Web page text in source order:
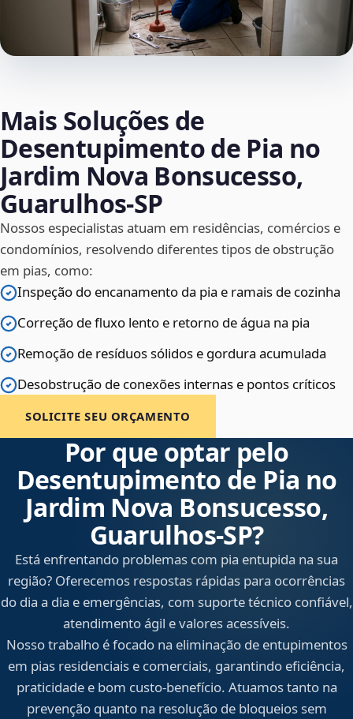
Mais Soluções de
Desentupimento de Pia no
Jardim Nova Bonsucesso,
Guarulhos‑SP
Nossos especialistas atuam em residências, comércios e
condomínios, resolvendo diferentes tipos de obstrução
em pias, como:
Inspeção do encanamento da pia e ramais de cozinha
Correção de fluxo lento e retorno de água na pia
Remoção de resíduos sólidos e gordura acumulada
Desobstrução de conexões internas e pontos críticos
SOLICITE SEU ORÇAMENTO
Por que optar pelo
Desentupimento de Pia no
Jardim Nova Bonsucesso,
Guarulhos‑SP?
Está enfrentando problemas com pia entupida na sua
região? Oferecemos respostas rápidas para ocorrências
do dia a dia e emergências, com suporte técnico confiável,
atendimento ágil e valores acessíveis.
Nosso trabalho é focado na eliminação de entupimentos
em pias residenciais e comerciais, garantindo eficiência,
praticidade e bom custo-benefício. Atuamos tanto na
prevenção quanto na resolução de bloqueios sem